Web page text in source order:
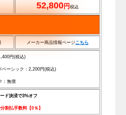
52,800円 税込
メーカー商品情報ページこちら
円(税込)
ベーシック：2,200円(税込)
：無償
ド決済で3%オフ
割払手数料【0％】